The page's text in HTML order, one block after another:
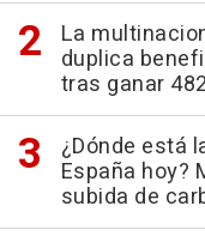
La
duplica
tras ganar
¿Dónde está
España hoy?
subida de